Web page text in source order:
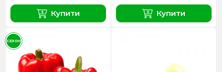
Купити Купити
СЕЗОН